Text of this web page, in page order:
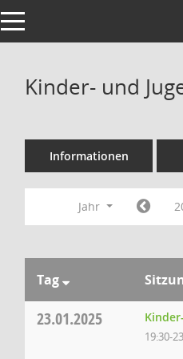
Toggle navigation
Kinder- und
Informationen
Jahr
Tag
23.01.2025
19:30-